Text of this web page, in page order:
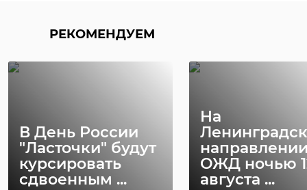
РЕКОМЕНДУЕМ
В День России
"Ласточки" будут
курсировать
сдвоенным ...
На
ОЖД ночью
августа ...